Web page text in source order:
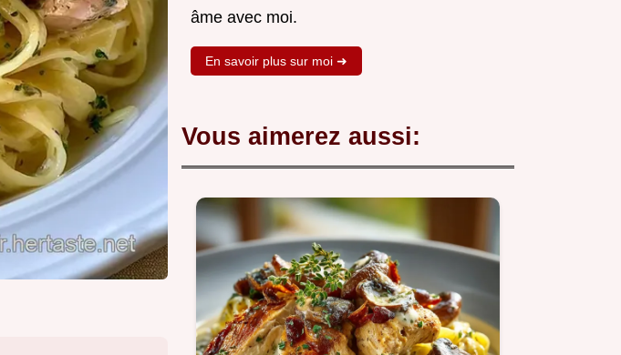
âme avec moi.
En savoir plus sur moi ➜
Vous aimerez aussi: